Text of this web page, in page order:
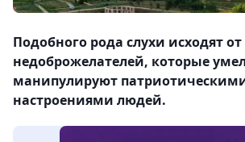
Подобного рода слухи исходят от
недоброжелателей, которые
манипулируют
настроениями людей.